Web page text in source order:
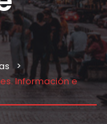
Información e